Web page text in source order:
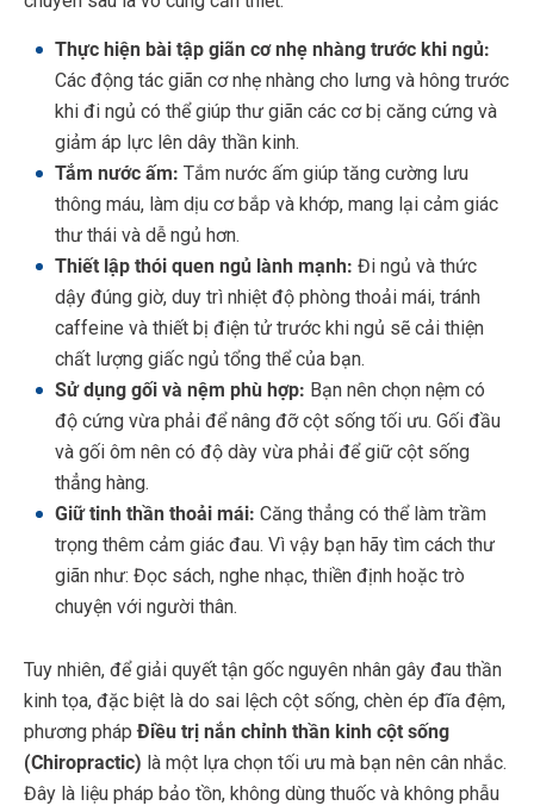
Thực hiện bài tập giãn cơ nhẹ nhàng trước khi ngủ:
Các động tác giãn cơ nhẹ nhàng cho lưng và hông trước
khi đi ngủ có thể giúp thư giãn các cơ bị căng cứng và
giảm áp lực lên dây thần kinh.
Tắm nước ấm: Tắm nước ấm giúp tăng cường lưu
thông máu, làm dịu cơ bắp và khớp, mang lại cảm giác
thư thái và dễ ngủ hơn.
Thiết lập thói quen ngủ lành mạnh: Đi ngủ và thức
dậy đúng giờ, duy trì nhiệt độ phòng thoải mái, tránh
caffeine và thiết bị điện tử trước khi ngủ sẽ cải thiện
chất lượng giấc ngủ tổng thể của bạn.
Sử dụng gối và nệm phù hợp: Bạn nên chọn nệm có
độ cứng vừa phải để nâng đỡ cột sống tối ưu. Gối đầu
và gối ôm nên có độ dày vừa phải để giữ cột sống
thẳng hàng.
Giữ tinh thần thoải mái: Căng thẳng có thể làm trầm
trọng thêm cảm giác đau. Vì vậy bạn hãy tìm cách thư
giãn như: Đọc sách, nghe nhạc, thiền định hoặc trò
chuyện với người thân.
Tuy nhiên, để giải quyết tận gốc nguyên nhân gây đau thần
kinh tọa, đặc biệt là do sai lệch cột sống, chèn ép đĩa đệm,
phương phápĐiều trị nắn chỉnh thần kinh cột sống
(Chiropractic) là một lựa chọn tối ưu mà bạn nên cân nhắc.
Đây là liệu pháp bảo tồn, không dùng thuốc và không phẫu